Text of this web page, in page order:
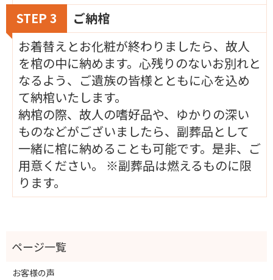
STEP 3
ご納棺
お着替えとお化粧が終わりましたら、故人
を棺の中に納めます。心残りのないお別れと
なるよう、ご遺族の皆様とともに心を込め
て納棺いたします。
納棺の際、故人の嗜好品や、ゆかりの深い
ものなどがございましたら、副葬品として
一緒に棺に納めることも可能です。是非、ご
用意ください。 ※副葬品は燃えるものに限
ります。
お客様の声